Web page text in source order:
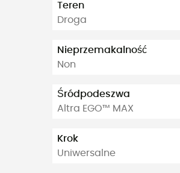
Teren
Droga
Nieprzemakalność
Non
Śródpodeszwa
Altra EGO™ MAX
Krok
Uniwersalne